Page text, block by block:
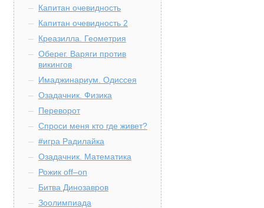
Капитан очевидность
Капитан очевидность 2
Креазилла. Геометрия
Оберег. Варяги против
викингов
Имаджинариум. Одиссея
Озадачник. Физика
Переворот
Спроси меня кто где живет?
#игра Радилайка
Озадачник. Математика
Рожик off–on
Битва Динозавров
Зоолимпиада